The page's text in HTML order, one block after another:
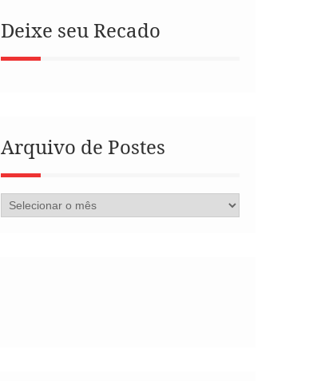
Deixe seu Recado
Arquivo de Postes
Arquivo